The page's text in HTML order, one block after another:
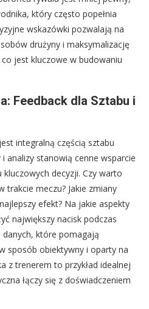
który często popełnia
wskazówki pozwalają na
drużyny i maksymalizację
jest kluczowe w budowaniu
Feedback dla Sztabu i
integralną częścią sztabu
analizy stanowią cenne wsparcie
decyzji. Czy warto
trakcie meczu? Jakie zmiany
efekt? Na jakie aspekty
największy nacisk podczas
które pomagają
sposób obiektywny i oparty na
z trenerem to przykład idealnej
łączy się z doświadczeniem